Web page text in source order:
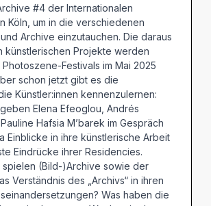
#4 der Internationalen
Köln, um in die verschiedenen
Archive einzutauchen. Die daraus
künstlerischen Projekte werden
Festivals im Mai 2025
schon jetzt gibt es die
Künstler:innen kennenzulernen:
Elena Efeoglou, Andrés
Hafsia M’barek im Gespräch
Einblicke in ihre künstlerische Arbeit
Eindrücke ihrer Residencies.
spielen (Bild-)Archive sowie der
Verständnis des „Archivs“ in ihren
Was haben die